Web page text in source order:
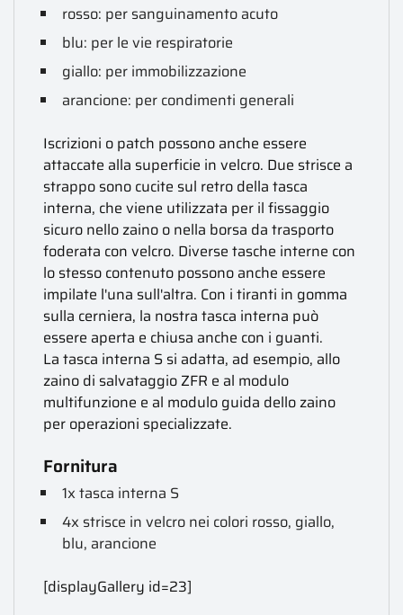
rosso: per sanguinamento acuto
blu: per le vie respiratorie
giallo: per immobilizzazione
arancione: per condimenti generali
Iscrizioni o patch possono anche essere
attaccate alla superficie in velcro. Due strisce a
strappo sono cucite sul retro della tasca
interna, che viene utilizzata per il fissaggio
sicuro nello zaino o nella borsa da trasporto
foderata con velcro. Diverse tasche interne con
lo stesso contenuto possono anche essere
impilate l'una sull'altra. Con i tiranti in gomma
sulla cerniera, la nostra tasca interna può
essere aperta e chiusa anche con i guanti.
La tasca interna S si adatta, ad esempio, allo
zaino di salvataggio ZFR e al modulo
multifunzione e al modulo guida dello zaino
per operazioni specializzate.
Fornitura
1x tasca interna S
4x strisce in velcro nei colori rosso, giallo,
blu, arancione
[displayGallery id=23]